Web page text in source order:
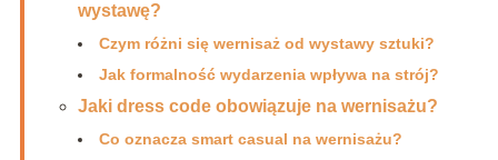
wystawę?
Czym różni się wernisaż od wystawy sztuki?
Jak formalność wydarzenia wpływa na strój?
Jaki dress code obowiązuje na wernisażu?
Co oznacza smart casual na wernisażu?